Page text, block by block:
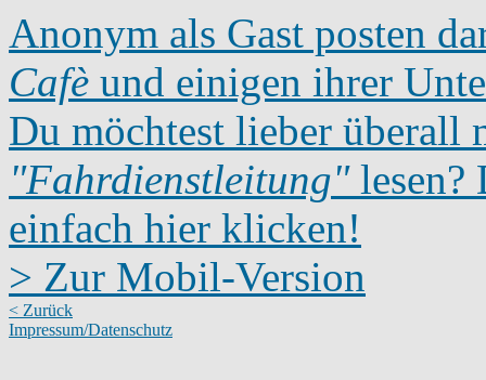
Anonym als Gast posten
Cafè und einigen ihrer
Du möchtest lieber überall
"Fahrdienstleitung"lesen?
einfach hier klicken!
> Zur Mobil-Version
< Zurück
Impressum/Datenschutz